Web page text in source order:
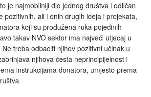
je najmobilniji dio jednog društva i odličan
pozitivnih, ali i onih drugih ideja i projekata,
koji su produžena ruka pojedinih
takav NVO sektor ima najveći utjecaj u
treba odbaciti njihov pozitivni učinak u
njihova česta neprincipijelnost i
instrukcijama donatora, umjesto prema